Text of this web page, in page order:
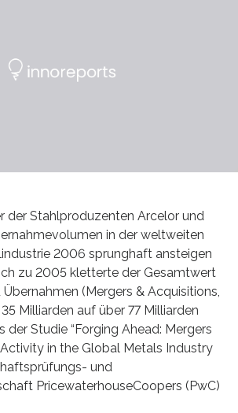
der Stahlproduzenten Arcelor und
in der weltweiten
2006 sprunghaft ansteigen
zu 2005 kletterte der Gesamtwert
(Mergers & Acquisitions,
Milliarden auf über 77 Milliarden
der Studie “Forging Ahead: Mergers
in the Global Metals Industry
und
PricewaterhouseCoopers (PwC)